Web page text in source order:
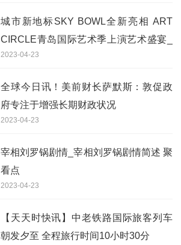
城市新地标SKY BOWL全新亮相 ART
CIRCLE青岛国际艺术季上演艺术盛宴_
每日时讯
2023-04-23
全球今日讯！美前财长萨默斯：敦促政
府专注于增强长期财政状况
2023-04-23
宰相刘罗锅剧情_宰相刘罗锅剧情简述 聚
看点
2023-04-23
【天天时快讯】中老铁路国际旅客列车
朝发夕至 全程旅行时间10小时30分